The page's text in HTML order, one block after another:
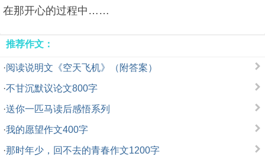
在那开心的过程中……
推荐作文：
·阅读说明文《空天飞机》（附答案）
·不甘沉默议论文800字
·送你一匹马读后感悟系列
·我的愿望作文400字
·那时年少，回不去的青春作文1200字